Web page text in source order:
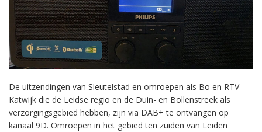
De uitzendingen van Sleutelstad en omroepen als Bo en RTV
Katwijk die de Leidse regio en de Duin- en Bollenstreek als
verzorgingsgebied hebben, zijn via DAB+ te ontvangen op
kanaal 9D. Omroepen in het gebied ten zuiden van Leiden